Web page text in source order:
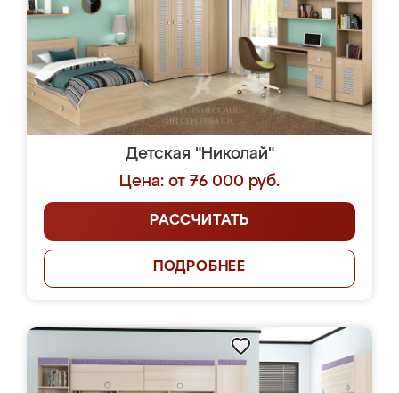
Детская "Николай"
Цена: от 76 000 руб.
РАССЧИТАТЬ
ПОДРОБНЕЕ